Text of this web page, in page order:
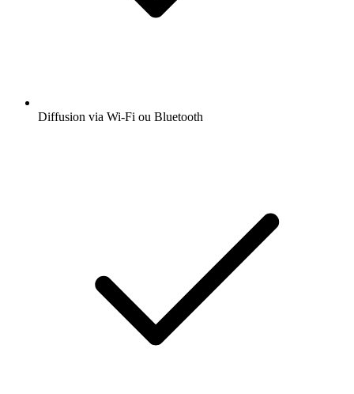
Diffusion via Wi-Fi ou Bluetooth